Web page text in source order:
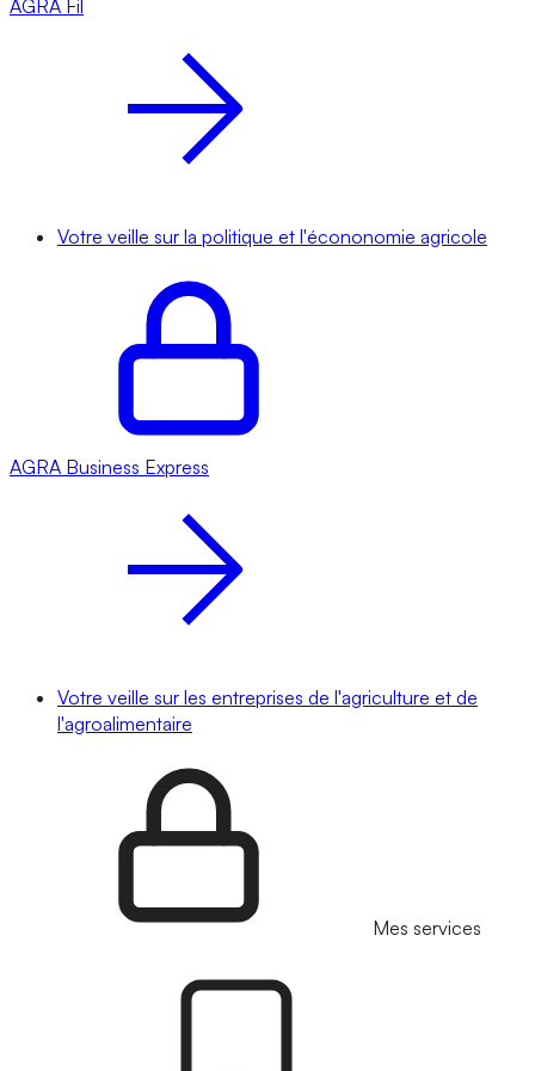
AGRA Fil
Votre veille sur la politique et l'écononomie agricole
AGRA Business Express
Votre veille sur les entreprises de l'agriculture et de
l'agroalimentaire
Mes services